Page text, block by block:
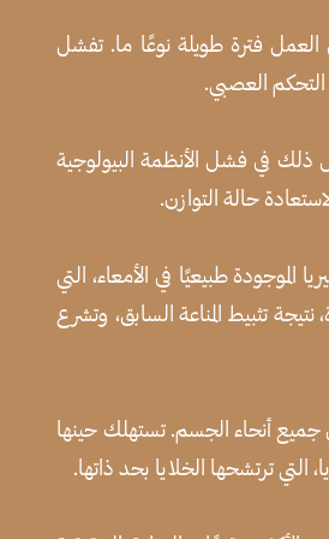
فترة طويلة نوعًا ما. تفشل
العصبي.
ذلك في فشل الأنظمة البيولوجية
حالة التوازن.
الموجودة طبيعيًا في الأمعاء، التي
بشرية واحدة، نتيجة تثبيط المناعة السابق، وتشرع
جميع أنحاء الجسم. تستهلك حينها
التي ترتشحها الخلايا بحد ذاتها.